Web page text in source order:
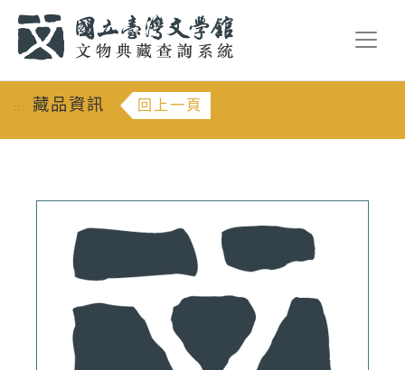
::: 藏品資訊 回上一頁